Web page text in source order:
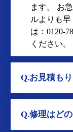
ます。 お
ルよりも
は： 0120-
ください。
Q.お見積も
Q.修理はど